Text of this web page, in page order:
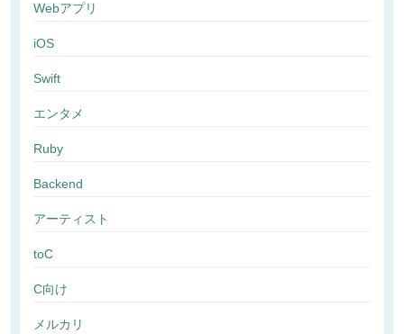
Webアプリ
iOS
Swift
エンタメ
Ruby
Backend
アーティスト
toC
C向け
メルカリ